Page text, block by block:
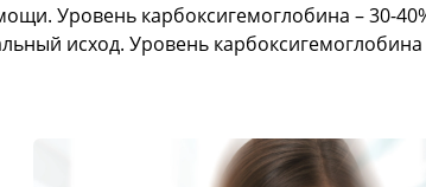
Уровень карбоксигемоглобина – 30-
исход. Уровень карбоксигемоглобина